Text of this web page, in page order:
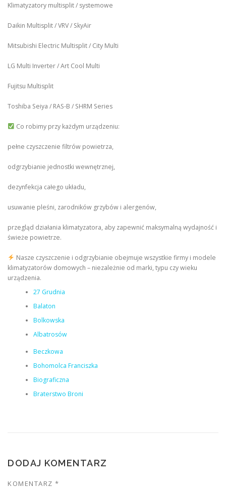
Klimatyzatory multisplit / systemowe
Daikin Multisplit / VRV / SkyAir
Mitsubishi Electric Multisplit / City Multi
LG Multi Inverter / Art Cool Multi
Fujitsu Multisplit
Toshiba Seiya / RAS-B / SHRM Series
Co robimy przy każdym urządzeniu:
pełne czyszczenie filtrów powietrza,
odgrzybianie jednostki wewnętrznej,
dezynfekcja całego układu,
usuwanie pleśni, zarodników grzybów i alergenów,
przegląd działania klimatyzatora, aby zapewnić maksymalną wydajność i
świeże powietrze.
Nasze czyszczenie i odgrzybianie obejmuje wszystkie firmy i modele
klimatyzatorów domowych – niezależnie od marki, typu czy wieku
urządzenia.
27 Grudnia
Balaton
Bolkowska
Albatrosów
Beczkowa
Bohomolca Franciszka
Biograficzna
Braterstwo Broni
DODAJ KOMENTARZ
KOMENTARZ *